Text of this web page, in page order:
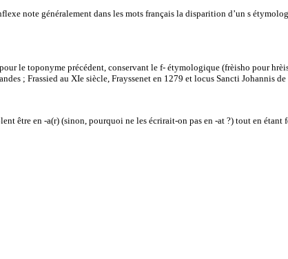
note généralement dans les mots français la disparition d’un s
le toponyme précédent, conservant le f- étymologique (frèisho pour
; Frassied au XIe siècle, Frayssenet en 1279 et locus Sancti Johannis
être en -a(r) (sinon, pourquoi ne les écrirait-on pas en -at ?) tout en étant